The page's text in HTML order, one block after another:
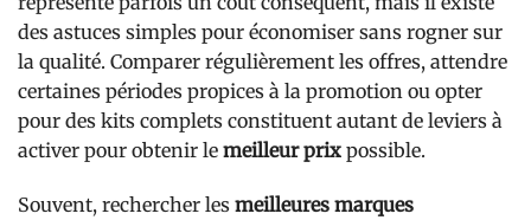
des astuces simples pour économiser sans rogner sur
la qualité. Comparer régulièrement les offres, attendre
certaines périodes propices à la promotion ou opter
pour des kits complets constituent autant de leviers à
activer pour obtenir le meilleur prix possible.
Souvent, rechercher les meilleures marques